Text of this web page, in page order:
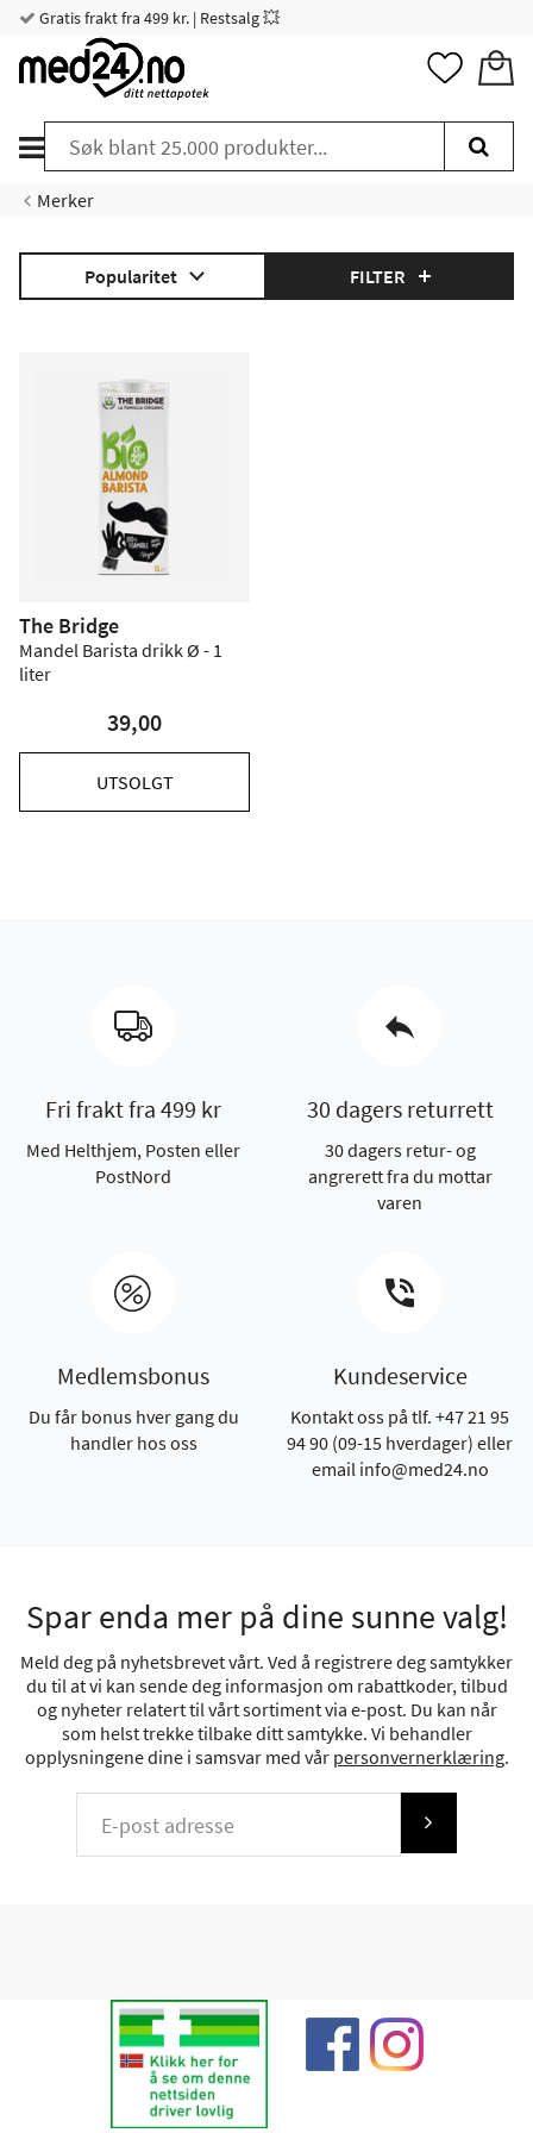
Gratis frakt fra 499 kr. | Restsalg 💥
Merker
Popularitet FILTER
The Bridge
Mandel Barista drikk Ø - 1
liter
39,00
UTSOLGT
Fri frakt fra 499 kr
Med Helthjem, Posten eller
PostNord
30 dagers returrett
30 dagers retur- og
angrerett fra du mottar
varen
Medlemsbonus
Du får bonus hver gang du
handler hos oss
Kundeservice
Kontakt oss på tlf. +47 21 95
94 90 (09-15 hverdager) eller
email info@med24.no
Spar enda mer på dine sunne valg!
Meld deg på nyhetsbrevet vårt. Ved å registrere deg samtykker
du til at vi kan sende deg informasjon om rabattkoder, tilbud
og nyheter relatert til vårt sortiment via e-post. Du kan når
som helst trekke tilbake ditt samtykke. Vi behandler
opplysningene dine i samsvar med vår personvernerklæring.